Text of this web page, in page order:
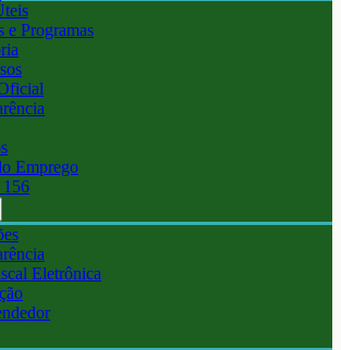
e Programas
Emprego
156
Eletrônica